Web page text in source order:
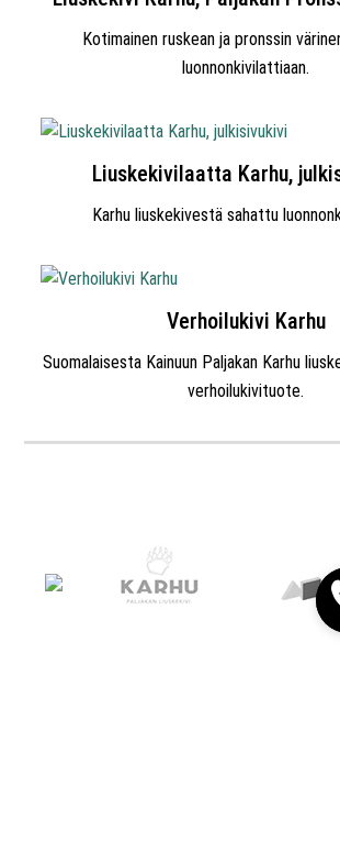
Kotimainen ruskean ja pronssin
luonnonkivilattiaan.
Liuskekivilaatta Karhu,
Karhu liuskekivestä sahattu
Verhoilukivi Karhu
Suomalaisesta Kainuun Paljakan Karhu
verhoilukivituote.